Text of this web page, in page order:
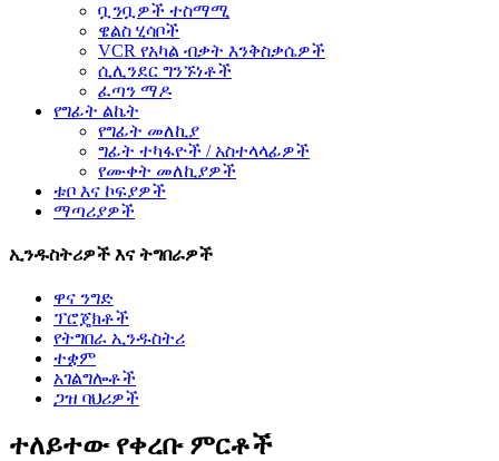
ቧንቧዎች ተስማሚ
ዌልስ ሂሳቦች
VCR የአካል ብቃት እንቅስቃሴዎች
ሲሊንደር ግንኙነቶች
ፈጣን ማዶ
የግፊት ልኬት
የግፊት መለኪያ
ግፊት ተካፋዮች / አስተላላፊዎች
የሙቀት መለኪያዎች
ቱቦ እና ኮፍያዎች
ማጣሪያዎች
ኢንዱስትሪዎች እና ትግበራዎች
ዋና ንግድ
ፕሮጄክቶች
የትግበራ ኢንዱስትሪ
ተቋም
አገልግሎቶች
ጋዝ ባህሪዎች
ተለይተው የቀረቡ ምርቶች